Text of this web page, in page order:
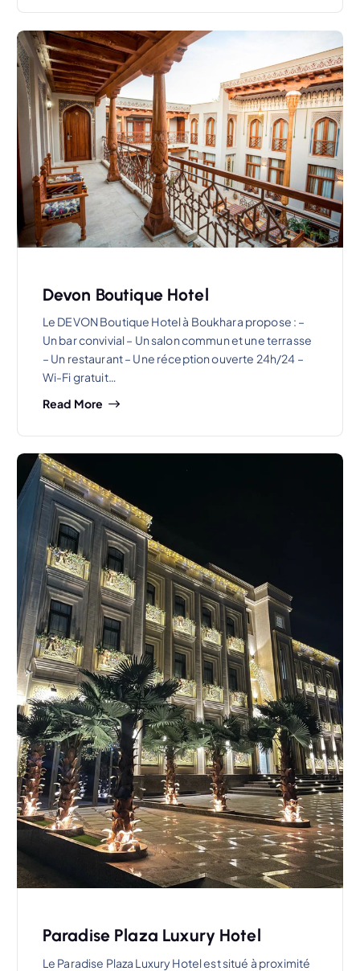
Devon Boutique Hotel
Le DEVON Boutique Hotel à Boukhara propose : –
Un bar convivial – Un salon commun et une terrasse
– Un restaurant – Une réception ouverte 24h/24 –
Wi-Fi gratuit…
Read More
Paradise Plaza Luxury Hotel
Le Paradise Plaza Luxury Hotel est situé à proximité